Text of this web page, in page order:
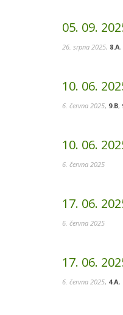
05. 09.
26. srpna 2025, 8.A,
10. 06.
6. června 2025, 9.B,
10. 06.
6. června 2025
17. 06.
6. června 2025
17. 06.
6. června 2025, 4.A,